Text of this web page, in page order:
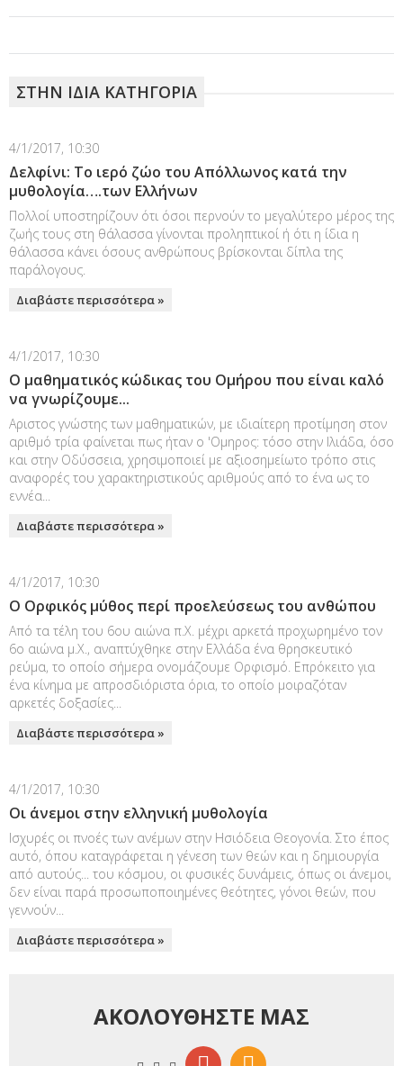
ΣΤΗΝ ΙΔΙΑ ΚΑΤΗΓΟΡΙΑ
4/1/2017, 10:30
Δελφίνι: Το ιερό ζώο του Απόλλωνος κατά την
μυθολογία….των Ελλήνων
Πολλοί υποστηρίζουν ότι όσοι περνούν το μεγαλύτερο μέρος της
ζωής τους στη θάλασσα γίνονται προληπτικοί ή ότι η ίδια η
θάλασσα κάνει όσους ανθρώπους βρίσκονται δίπλα της
παράλογους.
Διαβάστε περισσότερα »
4/1/2017, 10:30
O μαθηματικός κώδικας του Ομήρου που είναι καλό
να γνωρίζουμε...
Aριστος γνώστης των μαθηματικών, με ιδιαίτερη προτίμηση στον
αριθμό τρία φαίνεται πως ήταν ο 'Ομηρος: τόσο στην Ιλιάδα, όσο
και στην Οδύσσεια, χρησιμοποιεί με αξιοσημείωτο τρόπο στις
αναφορές του χαρακτηριστικούς αριθμούς από το ένα ως το
εννέα...
Διαβάστε περισσότερα »
4/1/2017, 10:30
Ο Ορφικός μύθος περί προελεύσεως του ανθώπου
Από τα τέλη του 6ου αιώνα π.Χ. μέχρι αρκετά προχωρημένο τον
6ο αιώνα μ.Χ., αναπτύχθηκε στην Ελλάδα ένα θρησκευτικό
ρεύμα, το οποίο σήμερα ονομάζουμε Ορφισμό. Επρόκειτο για
ένα κίνημα με απροσδιόριστα όρια, το οποίο μοιραζόταν
αρκετές δοξασίες...
Διαβάστε περισσότερα »
4/1/2017, 10:30
Οι άνεμοι στην ελληνική μυθολογία
Ισχυρές οι πνοές των ανέμων στην Ησιόδεια Θεογονία. Στο έπος
αυτό, όπου καταγράφεται η γένεση των θεών και η δημιουργία
από αυτούς... του κόσμου, οι φυσικές δυνάμεις, όπως οι άνεμοι,
δεν είναι παρά προσωποποιημένες θεότητες, γόνοι θεών, που
γεννούν...
Διαβάστε περισσότερα »
ΑΚΟΛΟΥΘΗΣΤΕ ΜΑΣ